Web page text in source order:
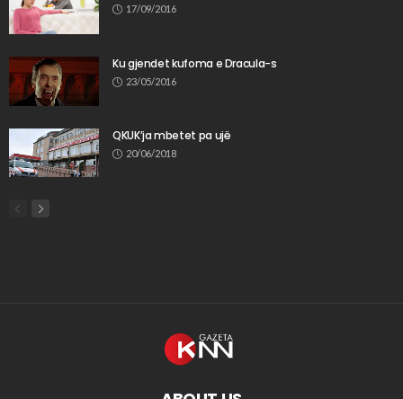
17/09/2016
Ku gjendet kufoma e Dracula-s
23/05/2016
QKUK’ja mbetet pa ujë
20/06/2018